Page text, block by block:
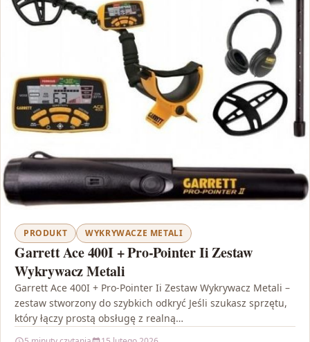
PRODUKT WYKRYWACZE METALI
Garrett Ace 400I + Pro-Pointer Ii Zestaw
Wykrywacz Metali
Garrett Ace 400I + Pro-Pointer Ii Zestaw Wykrywacz Metali –
zestaw stworzony do szybkich odkryć Jeśli szukasz sprzętu,
który łączy prostą obsługę z realną…